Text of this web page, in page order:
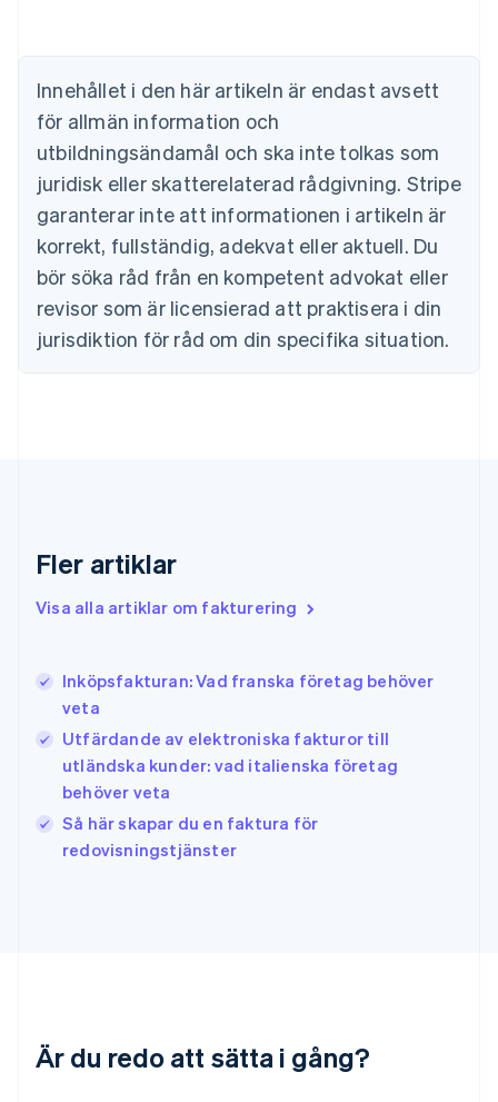
Innehållet i den här artikeln är endast avsett
för allmän information och
utbildningsändamål och ska inte tolkas som
juridisk eller skatterelaterad rådgivning. Stripe
garanterar inte att informationen i artikeln är
korrekt, fullständig, adekvat eller aktuell. Du
bör söka råd från en kompetent advokat eller
revisor som är licensierad att praktisera i din
jurisdiktion för råd om din specifika situation.
Fler artiklar
Visa alla artiklar om fakturering
Inköpsfakturan: Vad franska företag behöver
veta
Utfärdande av elektroniska fakturor till
utländska kunder: vad italienska företag
behöver veta
Så här skapar du en faktura för
redovisningstjänster
Är du redo att sätta i gång?
PortuguêsEnglish
Bulgarien
English
Cypern
English
Danmark
English
Estland
Fastlandskina
简体中文English
Finland
English Svenska
Frankrike
简体中文
Indien
Irland
ItalianoEnglish
Japan
日本語 English
Kanada
EnglishFrançais
Kroatien
EnglishItaliano
Lettland
English简体中文
Malta